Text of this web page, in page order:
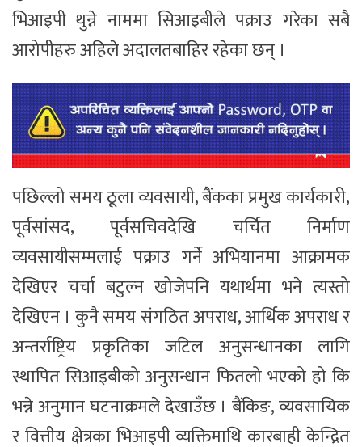
भिआइपी थुन्ने नाममा सिआइबीले पक्राउ गरेका सबै
आरोपीहरु अहिले अदालतबाहिर रहेका छन् ।
पछिल्लो समय ठूला व्यवसायी, बैंकका प्रमुख कार्यकारी,
पूर्वसांसद, पूर्वसचिवदेखि चर्चित निर्माण
व्यवसायीसम्मलाई पक्राउ गर्ने अभियानमा आक्रामक
देखिएर चर्चा बटुल्न खोजेपनि यथार्थमा भने त्यस्तो
देखिएन । कुनै समय संगठित अपराध, आर्थिक अपराध र
अन्तर्राष्ट्रिय प्रकृतिका जटिल अनुसन्धानका लागि
स्थापित सिआइबीको अनुसन्धान फितलो भएको हो कि
भन्ने अनुमान घटनाक्रमले देखाउँछ । बैंकिङ, व्यवसायिक
र वित्तीय क्षेत्रका भिआइपी व्यक्तिमाथि कारबाही केन्द्रित